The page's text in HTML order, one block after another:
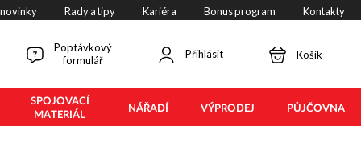
Rady a tipy Kariéra Bonus program Kontakty
Poptávkový
formulář
Přihlásit Košík
SPOJOVACÍ
MATERIÁL
NÁŘADÍ VÝPRODEJ PŮJČOVNA